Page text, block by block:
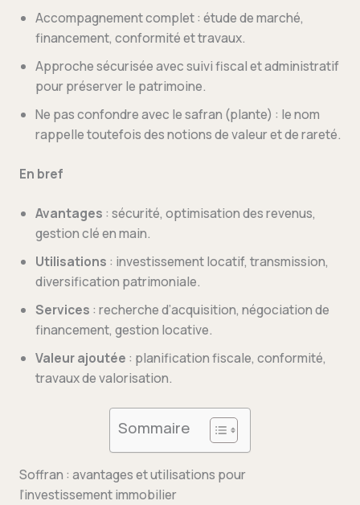
Accompagnement complet : étude de marché,
financement, conformité et travaux.
Approche sécurisée avec suivi fiscal et administratif
pour préserver le patrimoine.
Ne pas confondre avec le safran (plante) : le nom
rappelle toutefois des notions de valeur et de rareté.
En bref
Avantages : sécurité, optimisation des revenus,
gestion clé en main.
Utilisations : investissement locatif, transmission,
diversification patrimoniale.
Services : recherche d’acquisition, négociation de
financement, gestion locative.
Valeur ajoutée : planification fiscale, conformité,
travaux de valorisation.
Sommaire
Soffran : avantages et utilisations pour
l’investissement immobilier